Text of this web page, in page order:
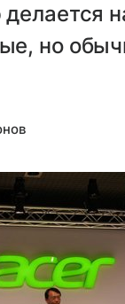
но